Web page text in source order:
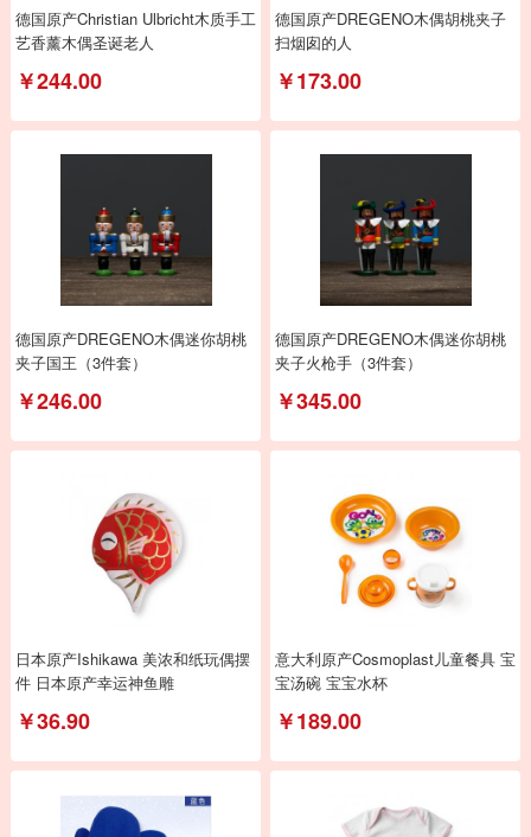
德国原产Christian Ulbricht木质手工
艺香薰木偶圣诞老人
￥244.00
德国原产DREGENO木偶胡桃夹子
扫烟囱的人
￥173.00
德国原产DREGENO木偶迷你胡桃
夹子国王（3件套）
￥246.00
德国原产DREGENO木偶迷你胡桃
夹子火枪手（3件套）
￥345.00
日本原产Ishikawa 美浓和纸玩偶摆
件 日本原产幸运神鱼雕
￥36.90
意大利原产Cosmoplast儿童餐具 宝
宝汤碗 宝宝水杯
￥189.00